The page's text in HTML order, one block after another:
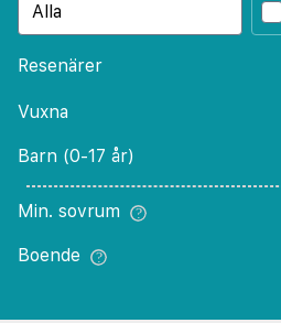
Resenärer
Vuxna
Barn (0-17 år)
Min. sovrum
Boende